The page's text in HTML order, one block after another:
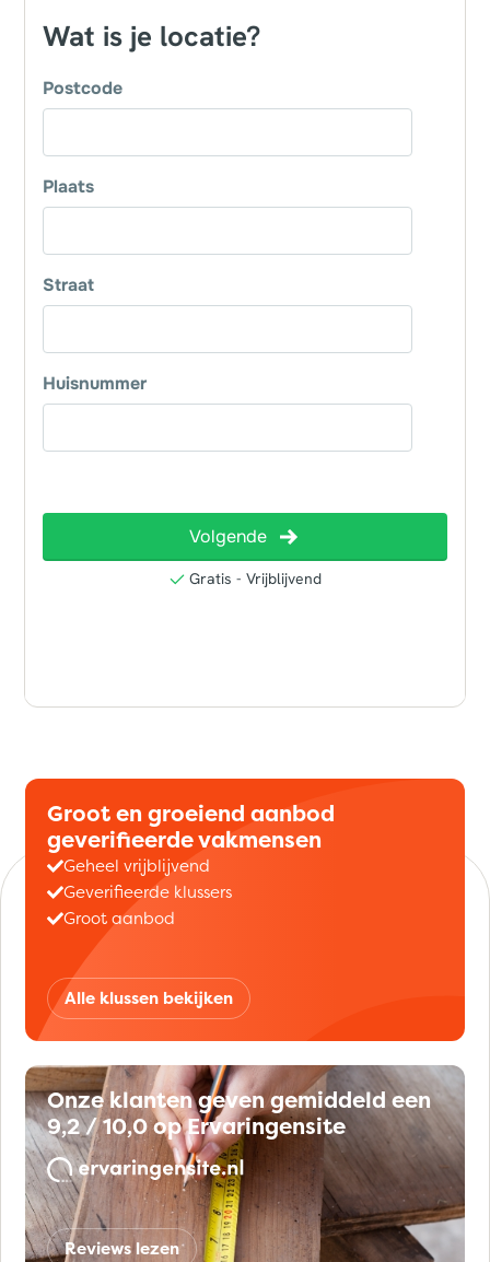
Groot en groeiend aanbod
geverifieerde vakmensen
Geheel vrijblijvend
Geverifieerde klussers
Groot aanbod
Alle klussen bekijken
Onze klanten geven gemiddeld een
9,2 / 10,0 op Ervaringensite
Reviews lezen